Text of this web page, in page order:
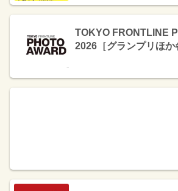
TOKYO FRONTLINE
2026［グランプリほか